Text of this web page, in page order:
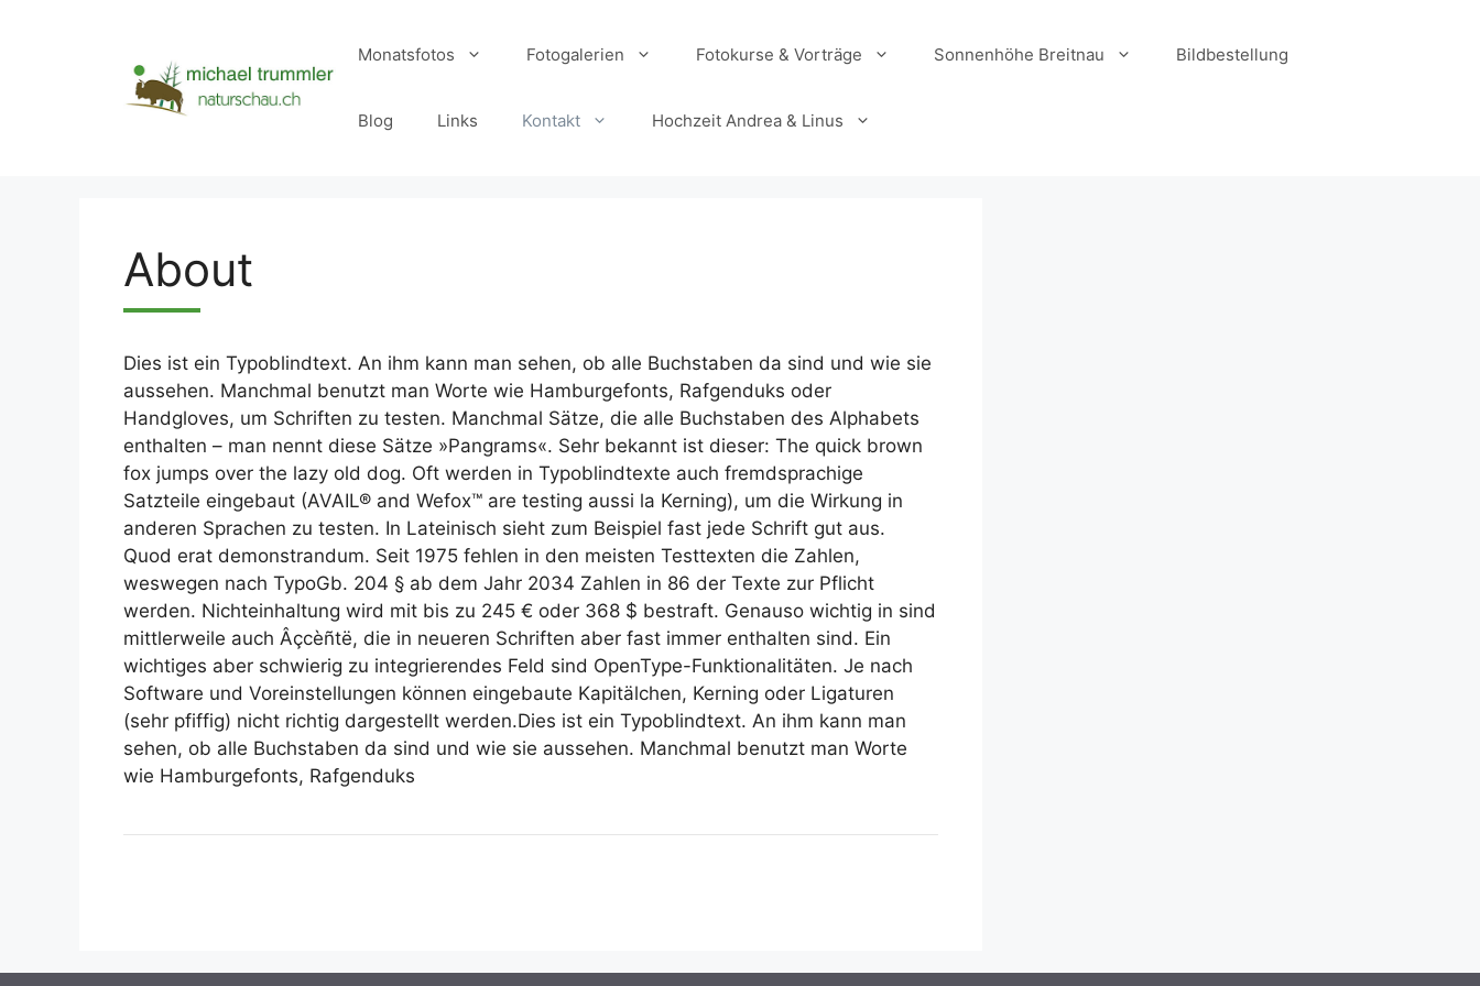
Monatsfotos Fotogalerien Fotokurse & Vorträge Sonnenhöhe Breitnau Bildbestellung
Blog Links Kontakt Hochzeit Andrea & Linus
About
Dies ist ein Typoblindtext. An ihm kann man sehen, ob alle Buchstaben da sind und wie sie
aussehen. Manchmal benutzt man Worte wie Hamburgefonts, Rafgenduks oder
Handgloves, um Schriften zu testen. Manchmal Sätze, die alle Buchstaben des Alphabets
enthalten – man nennt diese Sätze »Pangrams«. Sehr bekannt ist dieser: The quick brown
fox jumps over the lazy old dog. Oft werden in Typoblindtexte auch fremdsprachige
Satzteile eingebaut (AVAIL® and Wefox™ are testing aussi la Kerning), um die Wirkung in
anderen Sprachen zu testen. In Lateinisch sieht zum Beispiel fast jede Schrift gut aus.
Quod erat demonstrandum. Seit 1975 fehlen in den meisten Testtexten die Zahlen,
weswegen nach TypoGb. 204 § ab dem Jahr 2034 Zahlen in 86 der Texte zur Pflicht
werden. Nichteinhaltung wird mit bis zu 245 € oder 368 $ bestraft. Genauso wichtig in sind
mittlerweile auch Âçcèñtë, die in neueren Schriften aber fast immer enthalten sind. Ein
wichtiges aber schwierig zu integrierendes Feld sind OpenType-Funktionalitäten. Je nach
Software und Voreinstellungen können eingebaute Kapitälchen, Kerning oder Ligaturen
(sehr pfiffig) nicht richtig dargestellt werden.Dies ist ein Typoblindtext. An ihm kann man
sehen, ob alle Buchstaben da sind und wie sie aussehen. Manchmal benutzt man Worte
wie Hamburgefonts, Rafgenduks